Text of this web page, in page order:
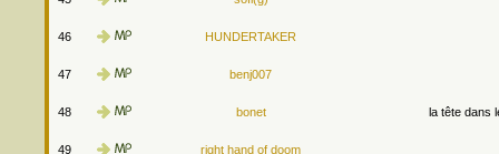
46 HUNDERTAKER
47 benj007
48 bonet la tête dans
49 right hand of doom